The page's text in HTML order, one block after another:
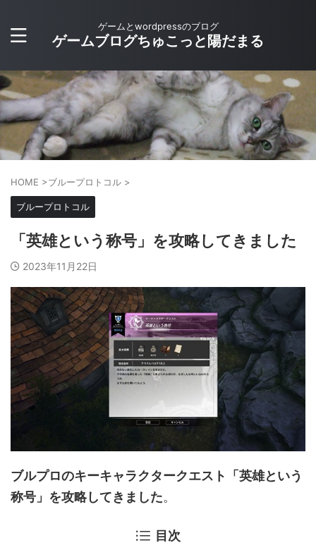
ゲームとwordpressのブログ
ゲームブログちゅこっと陽だまる
HOME >ブループロトコル >
ブループロトコル
「英雄という称号」を攻略してきました
2023年11月22日
ブルプロのキーキャラクタークエスト「英雄という
称号」を攻略してきました。
目次